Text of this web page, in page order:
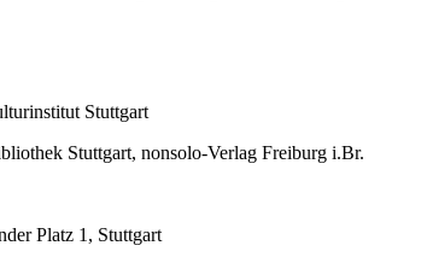
Stuttgart
Stuttgart, nonsolo-Verlag Freiburg i.Br.
Platz 1, Stuttgart